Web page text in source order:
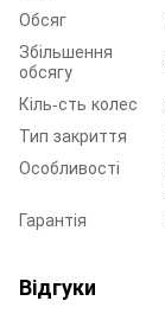
Обсяг
Збільшення
обсягу
Кіль-сть колес
Тип закриття
Особливості
Гарантія
Відгуки